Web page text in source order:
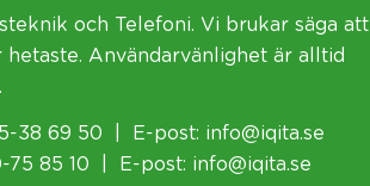
och Telefoni. Vi brukar säga att
Användarvänlighet är alltid
38 69 50 | E-post: info@iqita.se
75 85 10 | E-post: info@iqita.se